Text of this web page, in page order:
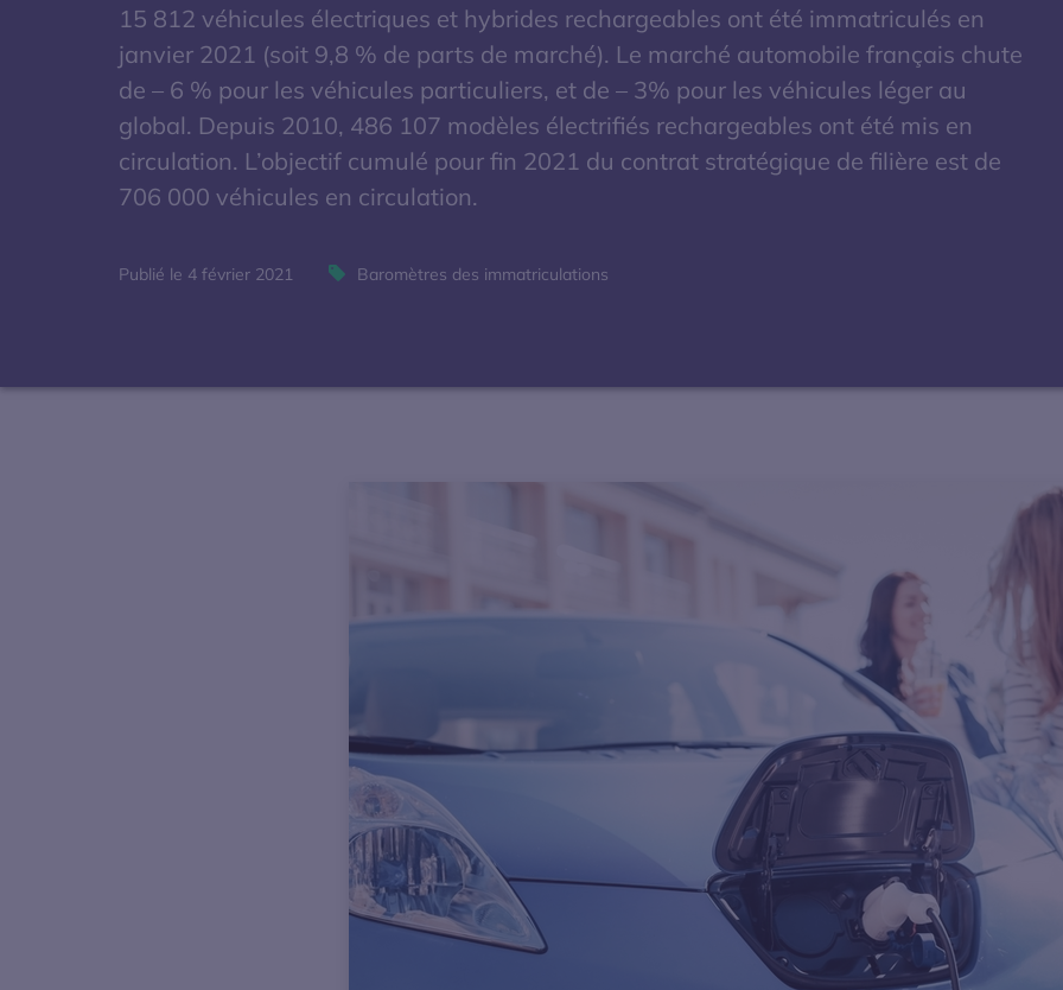
15 812 véhicules électriques et hybrides rechargeables ont été immatriculés en
janvier 2021 (soit 9,8 % de parts de marché). Le marché automobile français chute
de – 6 % pour les véhicules particuliers, et de – 3% pour les véhicules léger au
global. Depuis 2010, 486 107 modèles électrifiés rechargeables ont été mis en
circulation. L’objectif cumulé pour fin 2021 du contrat stratégique de filière est de
706 000 véhicules en circulation.
Publié le 4 février 2021 Baromètres des immatriculations